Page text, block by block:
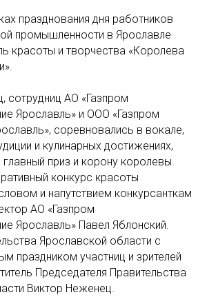
празднования дня работников
промышленности в Ярославле
красоты и творчества «Королева
сотрудниц АО «Газпром
Ярославль» и ООО «Газпром
соревновались в вокале,
и кулинарных достижениях,
приз и корону королевы.
конкурс красоты
и напутствием конкурсанткам
АО «Газпром
Ярославль» Павел Яблонский.
Ярославской области с
праздником участниц и зрителей
Председателя Правительства
Виктор Неженец.